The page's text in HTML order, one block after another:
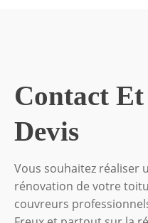
Contact Et
Devis
Vous souhaitez réaliser
rénovation de votre
couvreurs